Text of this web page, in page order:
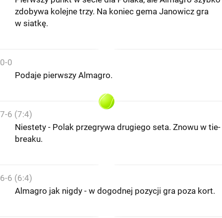
zdobywa kolejne trzy. Na koniec gema Janowicz gra
w siatkę.
0-0
Podaje pierwszy Almagro.
7-6 (7:4)
Niestety - Polak przegrywa drugiego seta. Znowu w tie-
breaku.
6-6 (6:4)
Almagro jak nigdy - w dogodnej pozycji gra poza kort.